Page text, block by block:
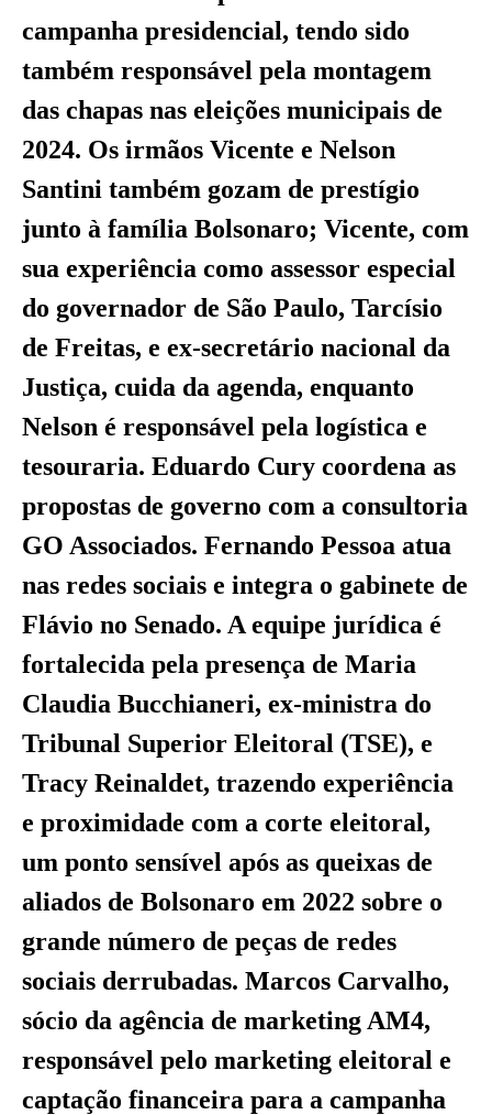
campanha presidencial, tendo sido
também responsável pela montagem
das chapas nas eleições municipais de
2024. Os irmãos Vicente e Nelson
Santini também gozam de prestígio
junto à família Bolsonaro; Vicente, com
sua experiência como assessor especial
do governador de São Paulo, Tarcísio
de Freitas, e ex-secretário nacional da
Justiça, cuida da agenda, enquanto
Nelson é responsável pela logística e
tesouraria. Eduardo Cury coordena as
propostas de governo com a consultoria
GO Associados. Fernando Pessoa atua
nas redes sociais e integra o gabinete de
Flávio no Senado. A equipe jurídica é
fortalecida pela presença de Maria
Claudia Bucchianeri, ex-ministra do
Tribunal Superior Eleitoral (TSE), e
Tracy Reinaldet, trazendo experiência
e proximidade com a corte eleitoral,
um ponto sensível após as queixas de
aliados de Bolsonaro em 2022 sobre o
grande número de peças de redes
sociais derrubadas. Marcos Carvalho,
sócio da agência de marketing AM4,
responsável pelo marketing eleitoral e
captação financeira para a campanha